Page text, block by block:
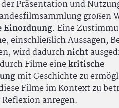
Präsentation und
großen
. Eine
einschließlich Aussagen,
wird dadurchnicht
Filme einekritische
mit Geschichte zu
Filme im Kontext zu
anregen.